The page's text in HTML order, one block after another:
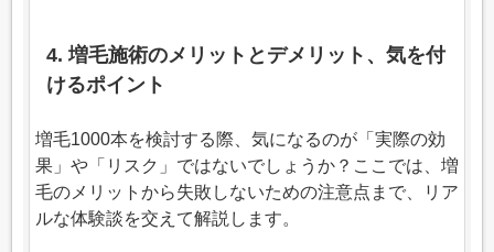
4. 増毛施術のメリットとデメリット、気を付
けるポイント
増毛1000本を検討する際、気になるのが「実際の効
果」や「リスク」ではないでしょうか？ここでは、増
毛のメリットから失敗しないための注意点まで、リア
ルな体験談を交えて解説します。